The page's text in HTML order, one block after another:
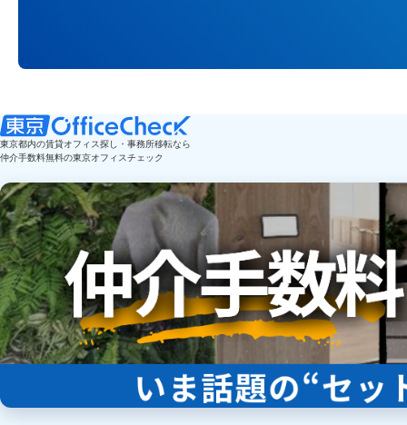
東京都内の賃貸オフィス探し・事務所移転なら
仲介手数料無料の東京オフィスチェック